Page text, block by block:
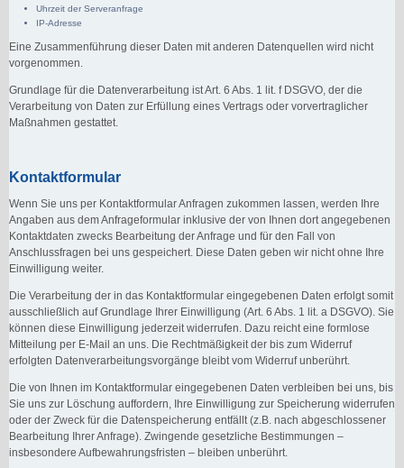
Uhrzeit der Serveranfrage
IP-Adresse
Eine Zusammenführung dieser Daten mit anderen Datenquellen wird nicht
vorgenommen.
Grundlage für die Datenverarbeitung ist Art. 6 Abs. 1 lit. f DSGVO, der die
Verarbeitung von Daten zur Erfüllung eines Vertrags oder vorvertraglicher
Maßnahmen gestattet.
Kontaktformular
Wenn Sie uns per Kontaktformular Anfragen zukommen lassen, werden Ihre
Angaben aus dem Anfrageformular inklusive der von Ihnen dort angegebenen
Kontaktdaten zwecks Bearbeitung der Anfrage und für den Fall von
Anschlussfragen bei uns gespeichert. Diese Daten geben wir nicht ohne Ihre
Einwilligung weiter.
Die Verarbeitung der in das Kontaktformular eingegebenen Daten erfolgt somit
ausschließlich auf Grundlage Ihrer Einwilligung (Art. 6 Abs. 1 lit. a DSGVO). Sie
können diese Einwilligung jederzeit widerrufen. Dazu reicht eine formlose
Mitteilung per E-Mail an uns. Die Rechtmäßigkeit der bis zum Widerruf
erfolgten Datenverarbeitungsvorgänge bleibt vom Widerruf unberührt.
Die von Ihnen im Kontaktformular eingegebenen Daten verbleiben bei uns, bis
Sie uns zur Löschung auffordern, Ihre Einwilligung zur Speicherung widerrufen
oder der Zweck für die Datenspeicherung entfällt (z.B. nach abgeschlossener
Bearbeitung Ihrer Anfrage). Zwingende gesetzliche Bestimmungen –
insbesondere Aufbewahrungsfristen – bleiben unberührt.